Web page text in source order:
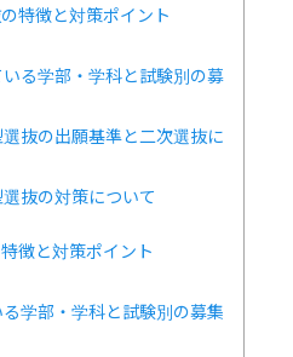
特徴と対策ポイント
る学部・学科と試験別の募
抜の出願基準と二次選抜に
抜の対策について
徴と対策ポイント
学部・学科と試験別の募集